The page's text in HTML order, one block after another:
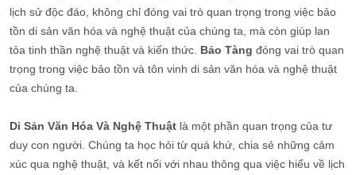
lịch sử độc đáo, không chỉ đóng vai trò quan trọng trong việc bảo
tồn di sản văn hóa và nghệ thuật của chúng ta, mà còn giúp lan
tỏa tinh thần nghệ thuật và kiến thức. Bảo Tàng đóng vai trò quan
trọng trong việc bảo tồn và tôn vinh di sản văn hóa và nghệ thuật
của chúng ta.
Di Sản Văn Hóa Và Nghệ Thuật là một phần quan trọng của tư
duy con người. Chúng ta học hỏi từ quá khứ, chia sẻ những cảm
xúc qua nghệ thuật, và kết nối với nhau thông qua việc hiểu về lịch